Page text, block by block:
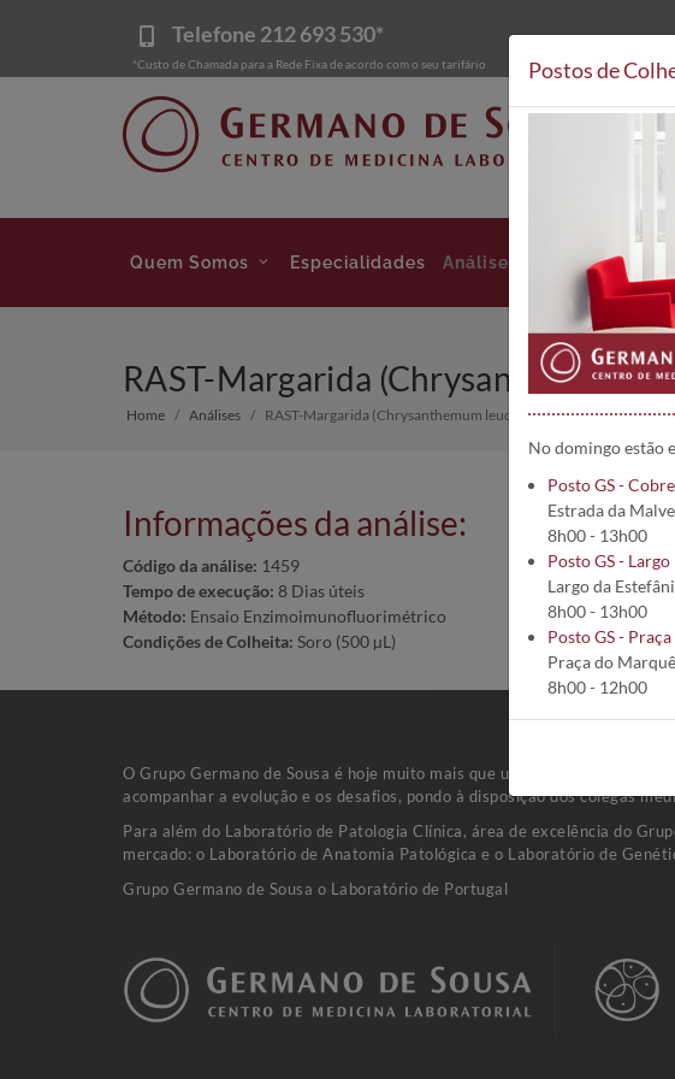
Telefone 212 693 530*
*Custo de Chamada para a Rede Fixa de acordo com o seu tarifário
Quem Somos Especialidades Análises Áreas Clínicas
RAST-Margarida (Chrysanthemum
Home Análises RAST-Margarida (Chrysanthemum leucantemum) (w7)
Informações da análise:
Código da análise: 1459
Tempo de execução: 8 Dias úteis
Método: Ensaio Enzimoimunofluorimétrico
Condições de Colheita: Soro (500 µL)
O Grupo Germano de Sousa é hoje muito mais que uma vasta rede de
acompanhar a evolução e os desafios, pondo à disposição dos colegas
Para além do Laboratório de Patologia Clínica, área de excelência do
mercado: o Laboratório de Anatomia Patológica e o Laboratório de
Grupo Germano de Sousa o Laboratório de Portugal
Postos de
No domingo estão
Posto GS -
Estrada da
8h00 - 13h00
Posto GS -
Largo da
8h00 - 13h00
Posto GS -
Praça do
8h00 - 12h00